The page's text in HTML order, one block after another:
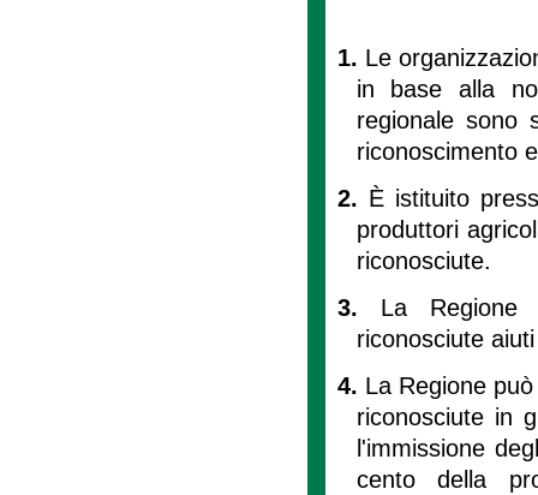
1. Le
in base alla
regionale sono
riconoscimento
2. È istituito
produttori
riconosciute.
3. La Regione
riconosciute
4. La Regione
riconosciute in
l'immissione
cento della